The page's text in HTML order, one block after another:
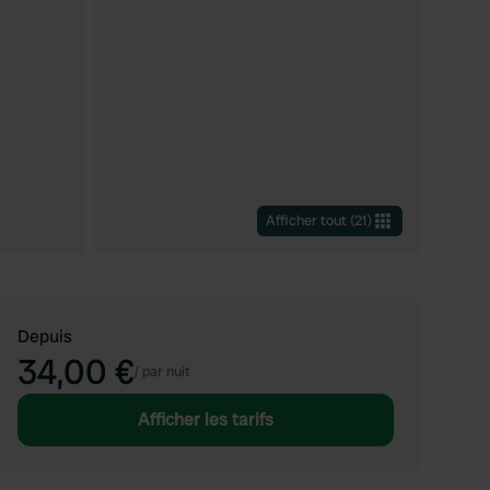
Afficher tout (21)
Depuis
34,00 €/ par nuit
Afficher les tarifs